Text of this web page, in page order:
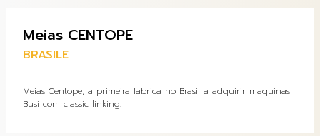
Meias CENTOPE
BRASILE
Meias Centope, a primeira fabrica no Brasil a adquirir maquinas
Busi com classic linking.